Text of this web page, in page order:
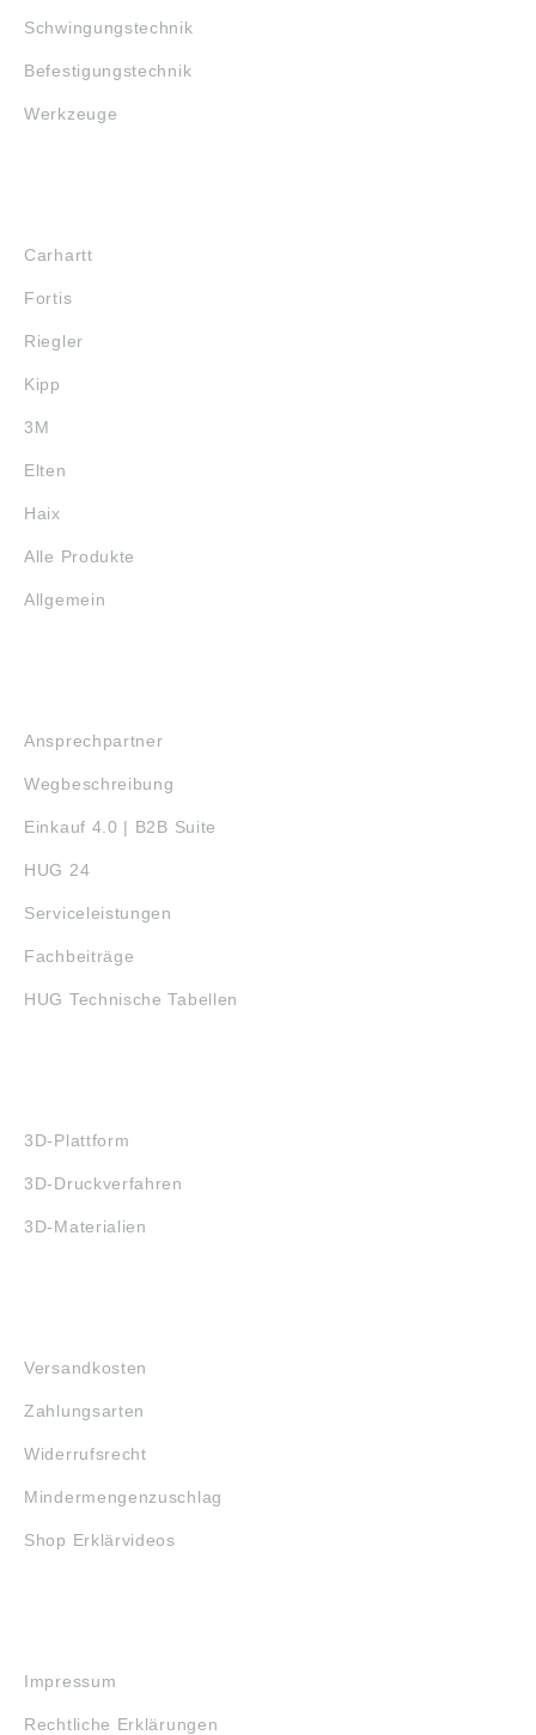
Schwingungstechnik
Befestigungstechnik
Werkzeuge
Carhartt
Fortis
Riegler
Kipp
3M
Elten
Haix
Alle Produkte
Allgemein
Ansprechpartner
Wegbeschreibung
Einkauf 4.0 | B2B Suite
HUG 24
Serviceleistungen
Fachbeiträge
HUG Technische Tabellen
3D-Plattform
3D-Druckverfahren
3D-Materialien
Versandkosten
Zahlungsarten
Widerrufsrecht
Mindermengenzuschlag
Shop Erklärvideos
Impressum
Rechtliche Erklärungen